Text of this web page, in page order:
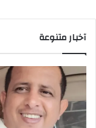
آخبار متنوعة